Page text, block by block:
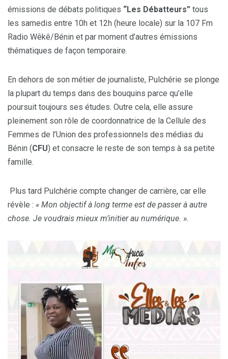
émissions de débats politiques “Les Débatteurs” tous
les samedis entre 10h et 12h (heure locale) sur la 107 Fm
Radio Wêkê/Bénin et par moment d’autres émissions
thématiques de façon temporaire.
En dehors de son métier de journaliste, Pulchérie se plonge
la plupart du temps dans des bouquins parce qu’elle
poursuit toujours ses études. Outre cela, elle assure
pleinement son rôle de coordonnatrice de la Cellule des
Femmes de l’Union des professionnels des médias du
Bénin (CFU) et consacre le reste de son temps à sa petite
famille.
Plus tard Pulchérie compte changer de carrière, car elle
révèle : « Mon objectif à long terme est de passer à autre
chose. Je voudrais mieux m’initier au numérique. ».